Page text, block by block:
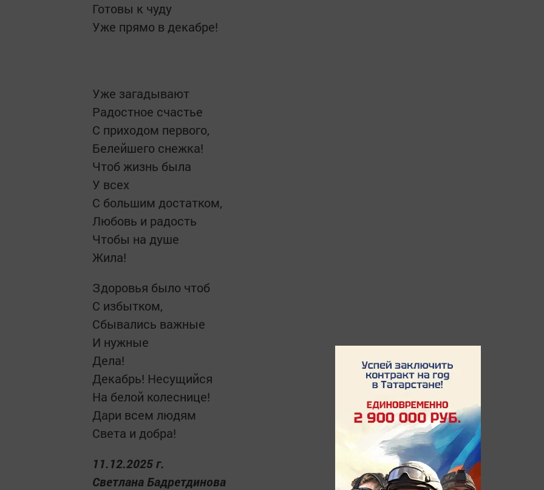
Готовы к чуду
Уже прямо в декабре!
Уже загадывают
Радостное счастье
С приходом первого,
Белейшего снежка!
Чтоб жизнь была
У всех
С большим достатком,
Любовь и радость
Чтобы на душе
Жила!
Здоровья было чтоб
С избытком,
Сбывались важные
И нужные
Дела!
Декабрь! Несущийся
На белой колеснице!
Дари всем людям
Света и добра!
11.12.2025 г.
Светлана Бадретдинова